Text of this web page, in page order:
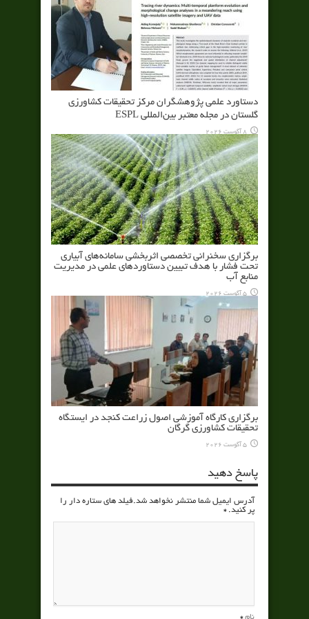
دستاورد علمی پژوهشگران مرکز تحقیقات کشاورزی
گلستان در مجله معتبر بین‌المللی ESPL
8 آگوست 2026
برگزاری سخنرانی تخصصی اثربخشی سامانه‌های آبیاری
تحت فشار با هدف تبیین دستاوردهای علمی در مدیریت
منابع آب
5 آگوست 2026
برگزاری کارگاه آموزشی اصول زراعت کنجد در ایستگاه
تحقیقات کشاورزی گرگان
5 آگوست 2026
پاسخ دهید
آدرس ایمیل شما منتشر نخواهد شد.فیلد های ستاره دار را
پر کنید.*
نام *